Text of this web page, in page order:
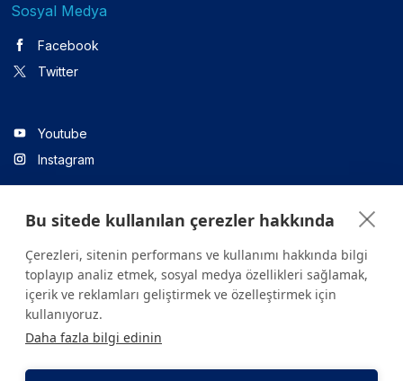
Sosyal Medya
Facebook
Twitter
Youtube
Instagram
Linkedin
Sitede yer alan tüm içerikler yalnızca bilgilendirme amaçlıdır.
Sağlığınızla ilgili sorularınız için mutlaka doktoruza ya da bir sağlık
kuruluşuna başvurunuz.
Bu sitede kullanılan çerezler hakkında
Çerezleri, sitenin performans ve kullanımı hakkında bilgi
toplayıp analiz etmek, sosyal medya özellikleri sağlamak,
içerik ve reklamları geliştirmek ve özelleştirmek için
kullanıyoruz.
Daha fazla bilgi edinin